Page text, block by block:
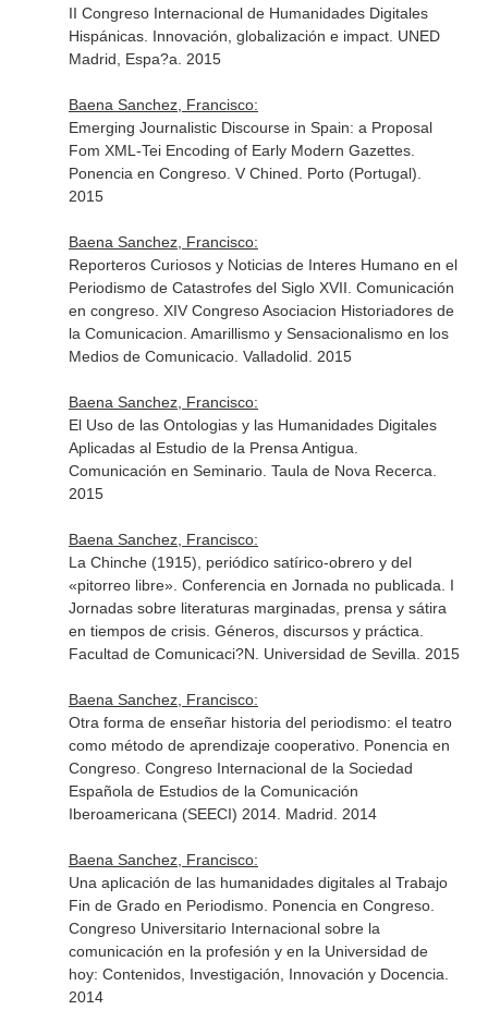
II Congreso Internacional de Humanidades Digitales
Hispánicas. Innovación, globalización e impact. UNED
Madrid, Espa?a. 2015
Baena Sanchez, Francisco:
Emerging Journalistic Discourse in Spain: a Proposal
Fom XML-Tei Encoding of Early Modern Gazettes.
Ponencia en Congreso. V Chined. Porto (Portugal).
2015
Baena Sanchez, Francisco:
Reporteros Curiosos y Noticias de Interes Humano en el
Periodismo de Catastrofes del Siglo XVII. Comunicación
en congreso. XIV Congreso Asociacion Historiadores de
la Comunicacion. Amarillismo y Sensacionalismo en los
Medios de Comunicacio. Valladolid. 2015
Baena Sanchez, Francisco:
El Uso de las Ontologias y las Humanidades Digitales
Aplicadas al Estudio de la Prensa Antigua.
Comunicación en Seminario. Taula de Nova Recerca.
2015
Baena Sanchez, Francisco:
La Chinche (1915), periódico satírico-obrero y del
«pitorreo libre». Conferencia en Jornada no publicada. I
Jornadas sobre literaturas marginadas, prensa y sátira
en tiempos de crisis. Géneros, discursos y práctica.
Facultad de Comunicaci?N. Universidad de Sevilla. 2015
Baena Sanchez, Francisco:
Otra forma de enseñar historia del periodismo: el teatro
como método de aprendizaje cooperativo. Ponencia en
Congreso. Congreso Internacional de la Sociedad
Española de Estudios de la Comunicación
Iberoamericana (SEECI) 2014. Madrid. 2014
Baena Sanchez, Francisco:
Una aplicación de las humanidades digitales al Trabajo
Fin de Grado en Periodismo. Ponencia en Congreso.
Congreso Universitario Internacional sobre la
comunicación en la profesión y en la Universidad de
hoy: Contenidos, Investigación, Innovación y Docencia.
2014